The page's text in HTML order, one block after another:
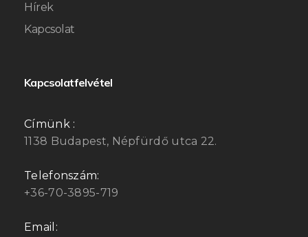
Hírek
Kapcsolat
Kapcsolatfelvétel
Címünk :
1138 Budapest, Népfürdő utca 22.
Telefonszám:
+36-70-3895-719
Email: